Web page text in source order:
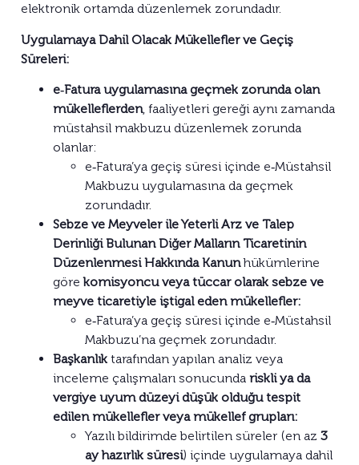
elektronik ortamda düzenlemek zorundadır.
Uygulamaya Dahil Olacak Mükellefler ve Geçiş
Süreleri:
e‑Fatura uygulamasına geçmek zorunda olan
mükelleflerden, faaliyetleri gereği aynı zamanda
müstahsil makbuzu düzenlemek zorunda
olanlar:
e‑Fatura’ya geçiş süresi içinde e‑Müstahsil
Makbuzu uygulamasına da geçmek
zorundadır.
Sebze ve Meyveler ile Yeterli Arz ve Talep
Derinliği Bulunan Diğer Malların Ticaretinin
Düzenlenmesi Hakkında Kanunhükümlerine
görekomisyoncu veya tüccar olarak sebze ve
meyve ticaretiyle iştigal eden mükellefler:
e‑Fatura’ya geçiş süresi içinde e‑Müstahsil
Makbuzu’na geçmek zorundadır.
Başkanlık tarafından yapılan analiz veya
inceleme çalışmaları sonucunda riskli ya da
vergiye uyum düzeyi düşük olduğu tespit
edilen mükellefler veya mükellef grupları:
Yazılı bildirimde belirtilen süreler (en az 3
ay hazırlık süresi) içinde uygulamaya dahil